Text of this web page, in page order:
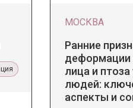
МОСКВА
Ранние
деформации
лица и
людей:
аспекты и